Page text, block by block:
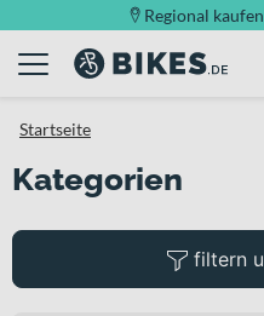
Regional
Startseite
Kategorien
filtern